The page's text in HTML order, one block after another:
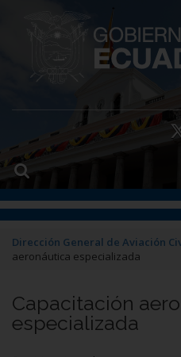
Dirección General de Aviación
aeronáutica especializada
Capacitación
especializada